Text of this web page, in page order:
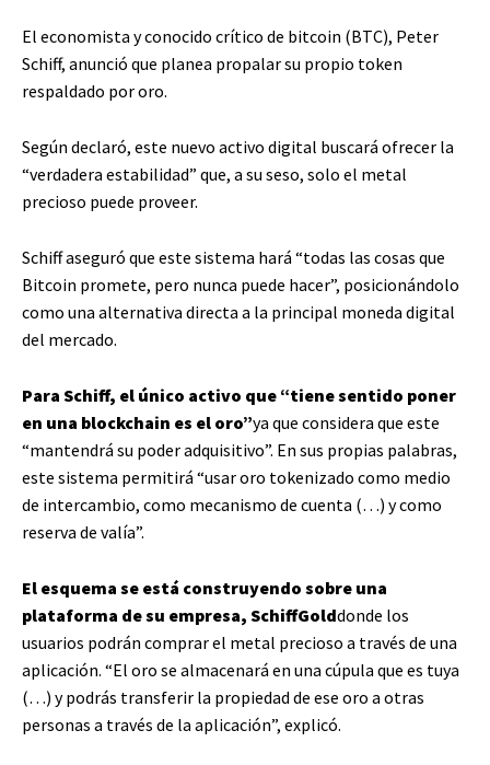
El economista y conocido crítico de bitcoin (BTC), Peter
Schiff, anunció que planea propalar su propio token
respaldado por oro.
Según declaró, este nuevo activo digital buscará ofrecer la
“verdadera estabilidad” que, a su seso, solo el metal
precioso puede proveer.
Schiff aseguró que este sistema hará “todas las cosas que
Bitcoin promete, pero nunca puede hacer”, posicionándolo
como una alternativa directa a la principal moneda digital
del mercado.
Para Schiff, el único activo que “tiene sentido poner
en una blockchain es el oro”ya que considera que este
“mantendrá su poder adquisitivo”. En sus propias palabras,
este sistema permitirá “usar oro tokenizado como medio
de intercambio, como mecanismo de cuenta (…) y como
reserva de valía”.
El esquema se está construyendo sobre una
plataforma de su empresa, SchiffGolddonde los
usuarios podrán comprar el metal precioso a través de una
aplicación. “El oro se almacenará en una cúpula que es tuya
(…) y podrás transferir la propiedad de ese oro a otras
personas a través de la aplicación”, explicó.